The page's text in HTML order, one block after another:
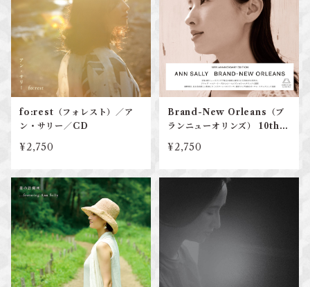
fo:rest（フォレスト）／ア
ン・サリー／CD
¥2,750
Brand-New Orleans（ブ
ランニューオリンズ） 10th a
nniversary edition／ア
ン・サリー／CD
¥2,750